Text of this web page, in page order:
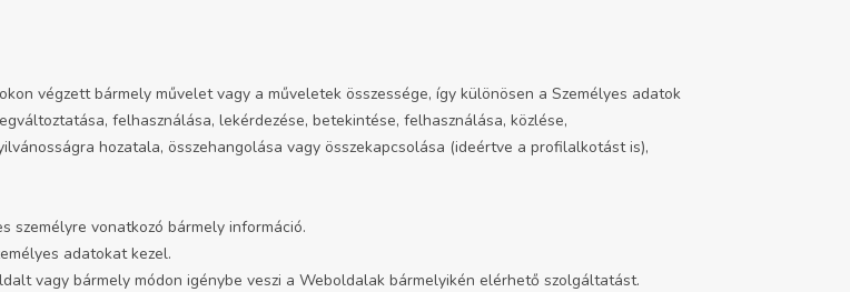
végzett bármely művelet vagy a műveletek összessége, így különösen a Személyes adatok
felhasználása, lekérdezése, betekintése, felhasználása, közlése,
hozatala, összehangolása vagy összekapcsolása (ideértve a profilalkotást is),
személyre vonatkozó bármely információ.
adatokat kezel.
vagy bármely módon igénybe veszi a Weboldalak bármelyikén elérhető szolgáltatást.